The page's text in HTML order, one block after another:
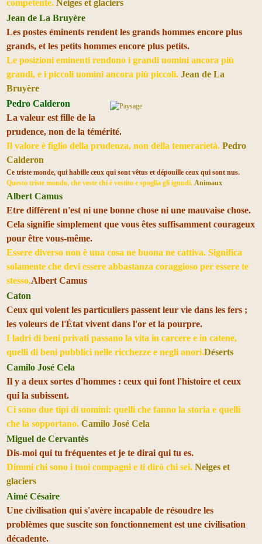
competente. Neiges et glaciers
Jean de La Bruyère
Les postes éminents rendent les grands hommes encore plus
grands, et les petits hommes encore plus petits.
Le posizioni eminenti rendono i grandi uomini ancora più
grandi, e i piccoli uomini ancora più piccoli. Jean de La
Bruyère
Pedro Calderon
La valeur est fille de la
prudence, non de la témérité.
Il valore è figlio della prudenza, non della temerarietà. Pedro
Calderon
Ce triste monde, qui habille ceux qui sont vêtus et dépouille ceux qui sont nus.
Questo triste mondo, che veste chi è vestito e spoglia gli ignudi. Animaux
Albert Camus
Etre différent n'est ni une bonne chose ni une mauvaise chose.
Cela signifie simplement que vous êtes suffisamment courageux
pour être vous-même.
Essere diverso non è una cosa ne buona ne cattiva. Significa
solamente che devi essere abbastanza coraggioso per essere te
stesso.Albert Camus
Caton
Ceux qui volent les particuliers passent leur vie dans les fers ;
les voleurs de l'État vivent dans l'or et la pourpre.
I ladri di beni privati passano la vita in carcere e in catene,
quelli di beni pubblici nelle ricchezze e negli onori.Déserts
Camilo José Cela
Il y a deux sortes d'hommes : ceux qui font l'histoire et ceux
qui la subissent.
Ci sono due tipi di uomini: quelli che fanno la storia e quelli
che la sopportano. Camilo José Cela
Miguel de Cervantès
Dis-moi qui tu fréquentes et je te dirai qui tu es.
Dimmi chi sono i tuoi compagni e ti dirò chi sei. Neiges et
glaciers
Aimé Césaire
Une civilisation qui s'avère incapable de résoudre les
problèmes que suscite son fonctionnement est une civilisation
décadente.